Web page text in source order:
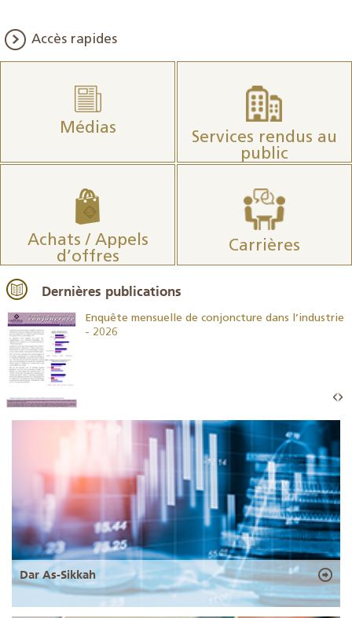
Accès rapides
Médias
Services rendus au
public
Achats / Appels
d’offres
Carrières
Dernières publications
Enquête mensuelle de conjoncture dans l’industrie
- 2026
Dar As-Sikkah